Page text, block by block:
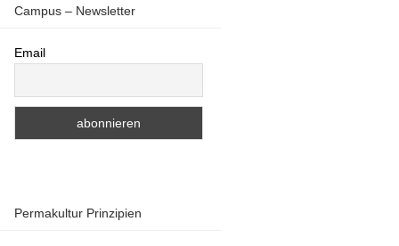
Campus – Newsletter
Email
Permakultur Prinzipien